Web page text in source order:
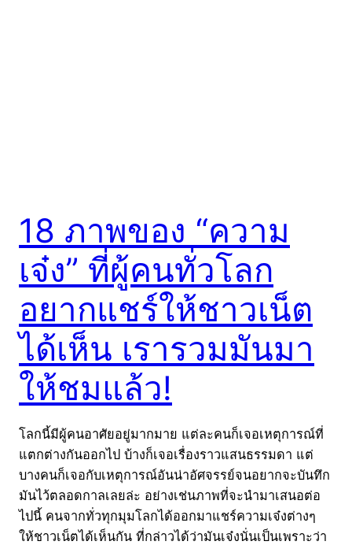
18 ภาพของ “ความ
เจ๋ง” ที่ผู้คนทั่วโลก
อยากแชร์ให้ชาวเน็ต
ได้เห็น เรารวมมันมา
ให้ชมแล้ว!
โลกนี้มีผู้คนอาศัยอยู่มากมาย แต่ละคนก็เจอเหตุการณ์ที่
แตกต่างกันออกไป บ้างก็เจอเรื่องราวแสนธรรมดา แต่
บางคนก็เจอกับเหตุการณ์อันน่าอัศจรรย์จนอยากจะบันทึก
มันไว้ตลอดกาลเลยล่ะ อย่างเช่นภาพที่จะนำมาเสนอต่อ
ไปนี้ คนจากทั่วทุกมุมโลกได้ออกมาแชร์ความเจ๋งต่างๆ
ให้ชาวเน็ตได้เห็นกัน ที่กล่าวได้ว่ามันเจ๋งนั่นเป็นเพราะว่า